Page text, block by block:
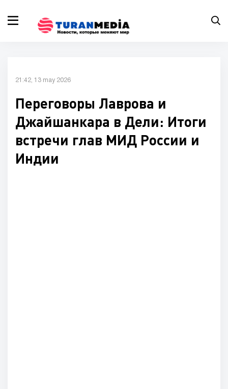
21:42, 13 may 2026
Переговоры Лаврова и
Джайшанкара в Дели: Итоги
встречи глав МИД России и
Индии